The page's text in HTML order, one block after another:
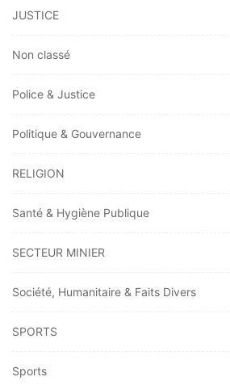
JUSTICE
Non classé
Police & Justice
Politique & Gouvernance
RELIGION
Santé & Hygiène Publique
SECTEUR MINIER
Société, Humanitaire & Faits Divers
SPORTS
Sports